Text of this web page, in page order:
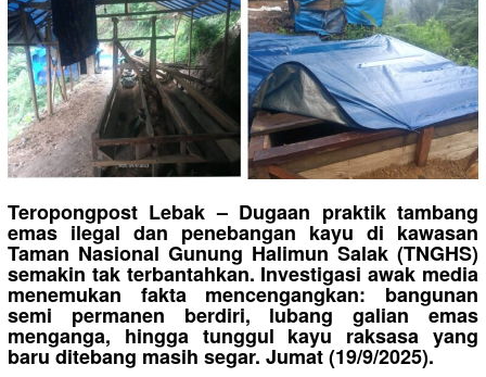
Teropongpost Lebak – Dugaan praktik tambang
emas ilegal dan penebangan kayu di kawasan
Taman Nasional Gunung Halimun Salak (TNGHS)
semakin tak terbantahkan. Investigasi awak media
menemukan fakta mencengangkan: bangunan
semi permanen berdiri, lubang galian emas
menganga, hingga tunggul kayu raksasa yang
baru ditebang masih segar. Jumat (19/9/2025).